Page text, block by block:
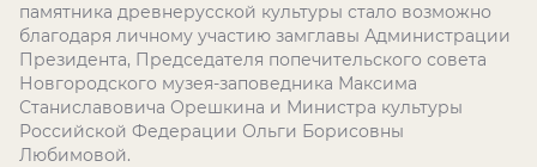
памятника древнерусской культуры стало возможно
благодаря личному участию замглавы Администрации
Президента, Председателя попечительского совета
Новгородского музея-заповедника Максима
Станиславовича Орешкина и Министра культуры
Российской Федерации Ольги Борисовны
Любимовой.